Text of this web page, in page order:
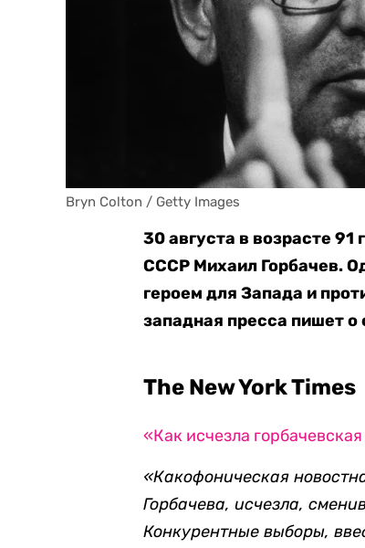
Bryn Colton / Getty Images
30 августа в возрасте
СССР Михаил Горбачев.
героем для Запада и
западная пресса пишет о
The New York Times
«Как исчезла
«Какофоническая
Горбачева, исчезла,
Конкурентные выборы,